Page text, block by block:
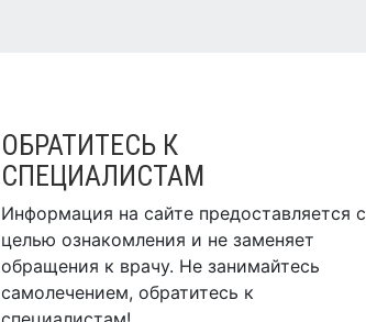
ОБРАТИТЕСЬ К
СПЕЦИАЛИСТАМ
Информация на сайте предоставляется с
целью ознакомления и не заменяет
обращения к врачу. Не занимайтесь
самолечением, обратитесь к